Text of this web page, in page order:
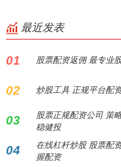
最近发表
01 股票配资返佣 最专业
02 炒股工具 正规平台配
03
股票正规配资公司 策
稳健投
04
在线杠杆炒股 股票配
握配资